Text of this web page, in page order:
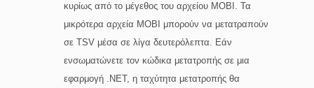
κυρίως από το μέγεθος του αρχείου MOBI. Τα
μικρότερα αρχεία MOBI μπορούν να μετατραπούν
σε TSV μέσα σε λίγα δευτερόλεπτα. Εάν
ενσωματώνετε τον κώδικα μετατροπής σε μια
εφαρμογή .NET, η ταχύτητα μετατροπής θα